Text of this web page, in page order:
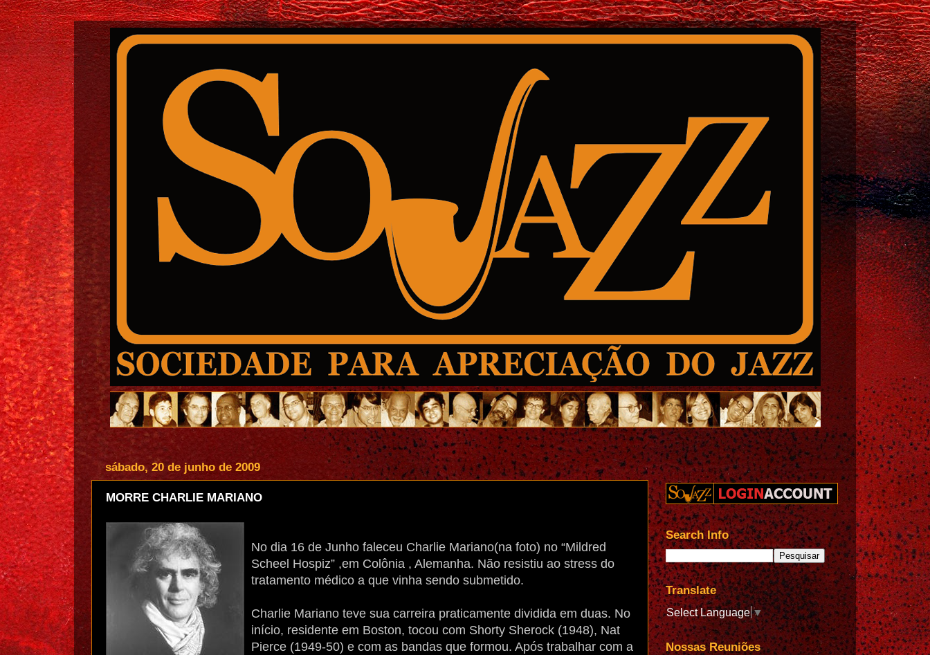
sábado, 20 de junho de 2009
MORRE CHARLIE MARIANO
No dia 16 de Junho faleceu Charlie Mariano(na foto) no “Mildred
Scheel Hospiz” ,em Colônia , Alemanha. Não resistiu ao stress do
tratamento médico a que vinha sendo submetido.
Charlie Mariano teve sua carreira praticamente dividida em duas. No
início, residente em Boston, tocou com Shorty Sherock (1948), Nat
Pierce (1949-50) e com as bandas que formou. Após trabalhar com a
Search Info
Translate
Select Language▼
Nossas Reuniões